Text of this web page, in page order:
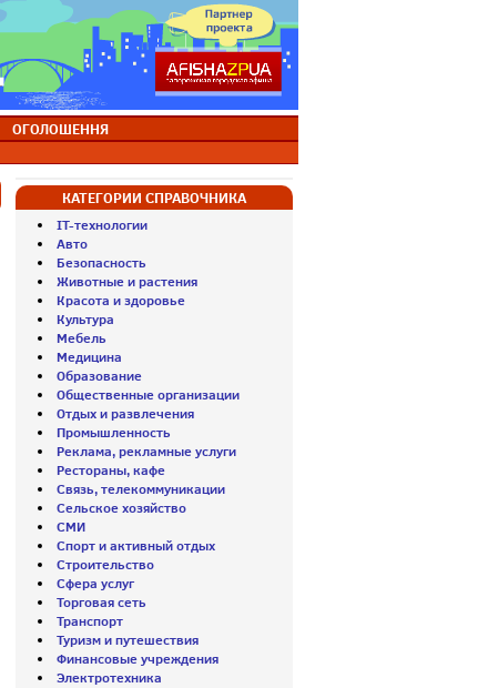
ОГОЛОШЕННЯ
КАТЕГОРИИ СПРАВОЧНИКА
IT-технологии
Авто
Безопасность
Животные и растения
Красота и здоровье
Культура
Мебель
Медицина
Образование
Общественные организации
Отдых и развлечения
Промышленность
Реклама, рекламные услуги
Рестораны, кафе
Связь, телекоммуникации
Сельское хозяйство
СМИ
Спорт и активный отдых
Строительство
Сфера услуг
Торговая сеть
Транспорт
Туризм и путешествия
Финансовые учреждения
Электротехника